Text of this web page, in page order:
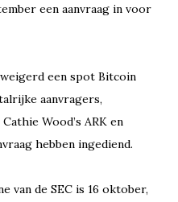
een aanvraag in voor
een spot Bitcoin
aanvragers,
Wood’s ARK en
hebben ingediend.
van de SEC is 16 oktober,